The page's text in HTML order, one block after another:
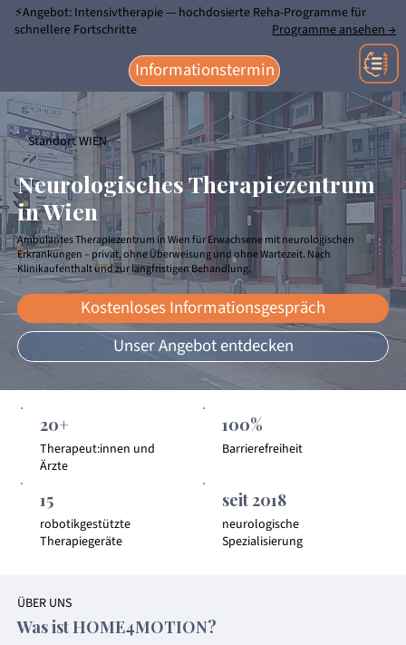
Informationstermin
⚡Angebot: Intensivtherapie — hochdosierte Reha-Programme für
schnellere Fortschritte
Programme ansehen →
Standort WIEN
Neurologisches Therapiezentrum
in Wien
Ambulantes Therapiezentrum in Wien für Erwachsene mit neurologischen
Erkrankungen – privat, ohne Überweisung und ohne Wartezeit. Nach
Klinikaufenthalt und zur langfristigen Behandlung.
Kostenloses Informationsgespräch
Unser Angebot entdecken
20+
Therapeut:innen und
Ärzte
100%
Barrierefreiheit
15
robotikgestützte
Therapiegeräte
seit 2018
neurologische
Spezialisierung
ÜBER UNS
Was ist HOME4MOTION?